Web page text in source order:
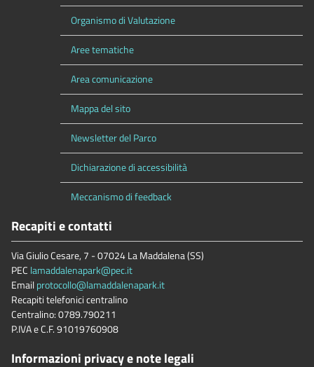
Organismo di Valutazione
Aree tematiche
Area comunicazione
Mappa del sito
Newsletter del Parco
Dichiarazione di accessibilità
Meccanismo di feedback
Recapiti e contatti
Via Giulio Cesare, 7 - 07024 La Maddalena (SS)
PEC lamaddalenapark@pec.it
Emailprotocollo@lamaddalenapark.it
Recapiti telefonici centralino
Centralino: 0789.790211
P.IVA e C.F. 91019760908
Informazioni privacy e note legali